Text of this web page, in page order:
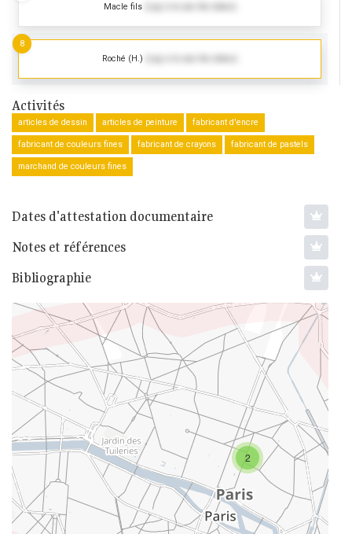
Macle fils
Roché (H.)
8
Activités
articles de dessin articles de peinture fabricant d'encre
fabricant de couleurs fines fabricant de crayons fabricant de pastels
marchand de couleurs fines
Dates d'attestation documentaire
Notes et références
Bibliographie
2